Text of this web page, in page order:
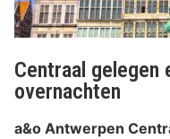
Centraal gelegen
overnachten
a&o Antwerpen